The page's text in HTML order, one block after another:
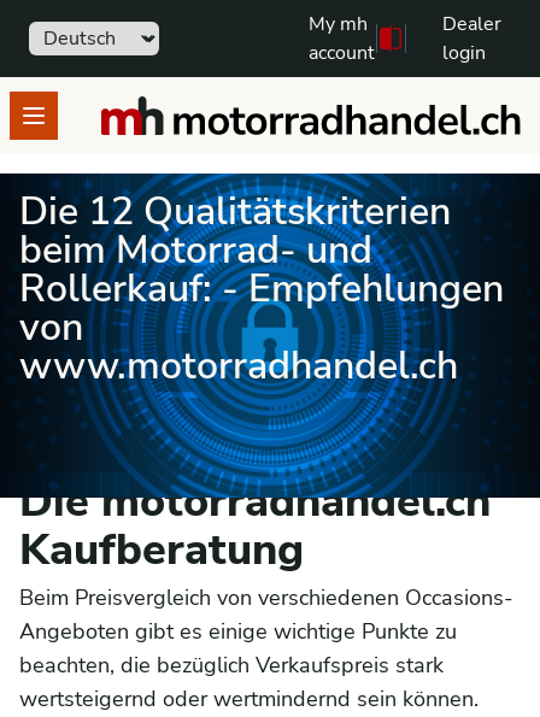
Sprache
Free text search
My mh
account
Dealer
login
Open menumotorradhandel.ch
Die 12 Qualitätskriterien
beim Motorrad- und
Rollerkauf: - Empfehlungen
von
www.motorradhandel.ch
Die motorradhandel.ch
Kaufberatung
Beim Preisvergleich von verschiedenen Occasions-
Angeboten gibt es einige wichtige Punkte zu
beachten, die bezüglich Verkaufspreis stark
wertsteigernd oder wertmindernd sein können.